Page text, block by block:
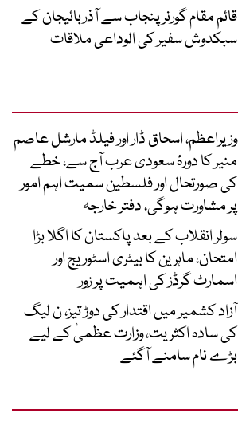
قائم مقام گورنر پنجاب سے آذربائیجان کے
سبکدوش سفیر کی الوداعی ملاقات
وزیراعظم، اسحاق ڈار اور فیلڈ مارشل عاصم
منیر کا دورۂ سعودی عرب آج سے، خطے
کی صورتحال اور فلسطین سمیت اہم امور
پر مشاورت ہوگی، دفتر خارجہ
سولر انقلاب کے بعد پاکستان کا اگلا بڑا
امتحان، ماہرین کا بیٹری اسٹوریج اور
اسمارٹ گرڈز کی اہمیت پر زور
آزاد کشمیر میں اقتدار کی دوڑ تیز، ن لیگ
کی سادہ اکثریت، وزارت عظمیٰ کے لیے
بڑے نام سامنے آگئے